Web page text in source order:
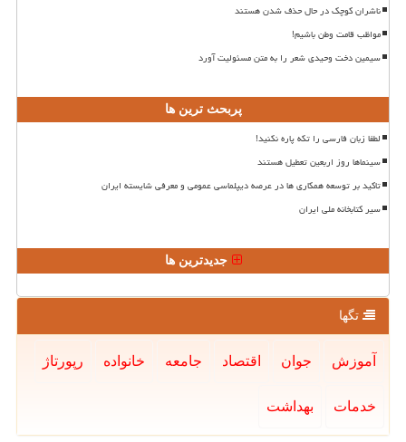
ناشران کوچک در حال حذف شدن هستند
مواظب قامت وطن باشیم!
سیمین دخت وحیدی شعر را به متن مسئولیت آورد
پربحث ترین ها
لطفا زبان فارسی را تکه پاره نکنید!
سینماها روز اربعین تعطیل هستند
تاکید بر توسعه همکاری ها در عرصه دیپلماسی عمومی و معرفی شایسته ایران
سیر کتابخانه ملی ایران
جدیدترین ها
تگها
آموزش جوان اقتصاد جامعه خانواده رپورتاژ
خدمات بهداشت